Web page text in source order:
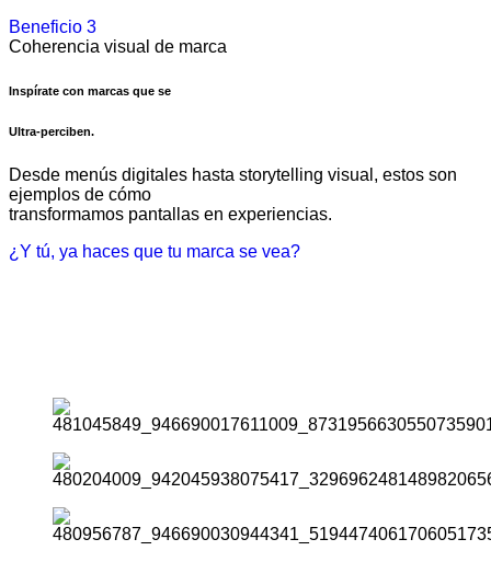
Beneficio 3
Coherencia visual de marca
Inspírate con marcas que se
Ultra-perciben.
Desde menús digitales hasta storytelling visual, estos son
ejemplos de cómo
transformamos pantallas en experiencias.
¿Y tú, ya haces que tu marca se vea?